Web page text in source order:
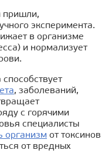
пришли,
эксперимента.
в организме
и нормализует
, заболеваний,
с горячими
специалисты
организм от токсинов
от вредных